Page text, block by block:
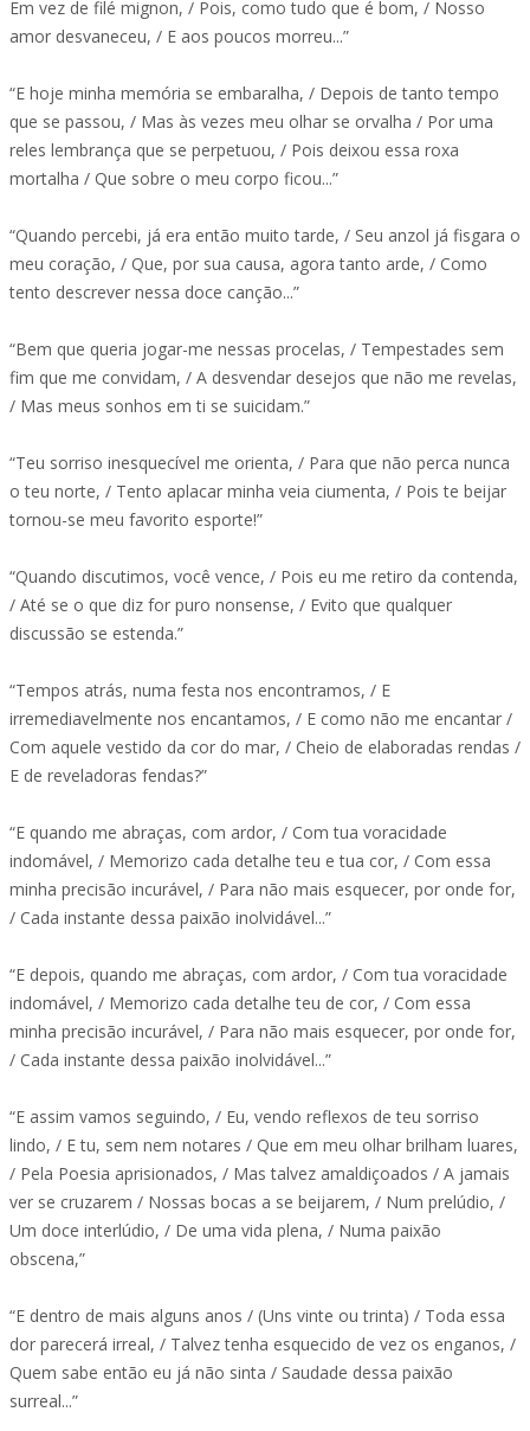
Em vez de filé mignon, / Pois, como tudo que é bom, / Nosso
amor desvaneceu, / E aos poucos morreu...”
“E hoje minha memória se embaralha, / Depois de tanto tempo
que se passou, / Mas às vezes meu olhar se orvalha / Por uma
reles lembrança que se perpetuou, / Pois deixou essa roxa
mortalha / Que sobre o meu corpo ficou...”
“Quando percebi, já era então muito tarde, / Seu anzol já fisgara o
meu coração, / Que, por sua causa, agora tanto arde, / Como
tento descrever nessa doce canção...”
“Bem que queria jogar-me nessas procelas, / Tempestades sem
fim que me convidam, / A desvendar desejos que não me revelas,
/ Mas meus sonhos em ti se suicidam.”
“Teu sorriso inesquecível me orienta, / Para que não perca nunca
o teu norte, / Tento aplacar minha veia ciumenta, / Pois te beijar
tornou-se meu favorito esporte!”
“Quando discutimos, você vence, / Pois eu me retiro da contenda,
/ Até se o que diz for puro nonsense, / Evito que qualquer
discussão se estenda.”
“Tempos atrás, numa festa nos encontramos, / E
irremediavelmente nos encantamos, / E como não me encantar /
Com aquele vestido da cor do mar, / Cheio de elaboradas rendas /
E de reveladoras fendas?”
“E quando me abraças, com ardor, / Com tua voracidade
indomável, / Memorizo cada detalhe teu e tua cor, / Com essa
minha precisão incurável, / Para não mais esquecer, por onde for,
/ Cada instante dessa paixão inolvidável...”
“E depois, quando me abraças, com ardor, / Com tua voracidade
indomável, / Memorizo cada detalhe teu de cor, / Com essa
minha precisão incurável, / Para não mais esquecer, por onde for,
/ Cada instante dessa paixão inolvidável...”
“E assim vamos seguindo, / Eu, vendo reflexos de teu sorriso
lindo, / E tu, sem nem notares / Que em meu olhar brilham luares,
/ Pela Poesia aprisionados, / Mas talvez amaldiçoados / A jamais
ver se cruzarem / Nossas bocas a se beijarem, / Num prelúdio, /
Um doce interlúdio, / De uma vida plena, / Numa paixão
obscena,”
“E dentro de mais alguns anos / (Uns vinte ou trinta) / Toda essa
dor parecerá irreal, / Talvez tenha esquecido de vez os enganos, /
Quem sabe então eu já não sinta / Saudade dessa paixão
surreal...”